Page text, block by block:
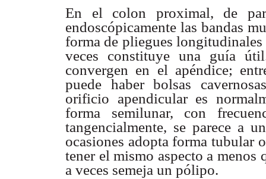
En el colon proximal, de
endoscópicamente las bandas
forma de pliegues
veces constituye una guía
convergen en el apéndice;
puede haber bolsas
orificio apendicular es
forma semilunar, con
tangencialmente, se parece a
ocasiones adopta forma tubular
tener el mismo aspecto a
a veces semeja un pólipo.